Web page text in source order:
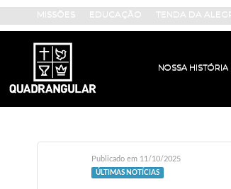
MISSÕES EDUCAÇÃO TENDA DA
NOSSA HISTÓRIA
Publicado em 11/10/2025
ÚLTIMAS NOTÍCIAS